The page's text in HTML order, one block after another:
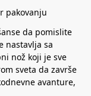
pakovanju
da pomislite
nastavlja sa
nož koji je sve
sveta da završe
avanture,